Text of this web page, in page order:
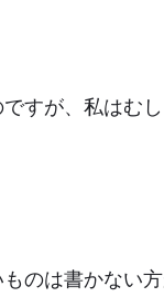
すが、私はむ
のは書かない方